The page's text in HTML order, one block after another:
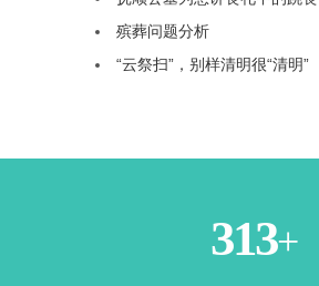
殡葬问题分析
“云祭扫”，别样清明很“清明”
365+